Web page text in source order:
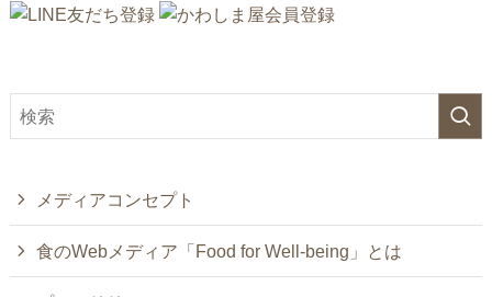
メディアコンセプト
食のWebメディア「Food for Well-being」とは